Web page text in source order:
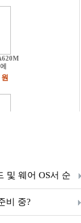
및 웨어 OS서 순
비 중?